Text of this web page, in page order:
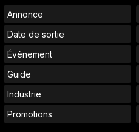
Annonce
Date de sortie
Événement
Guide
Industrie
Promotions